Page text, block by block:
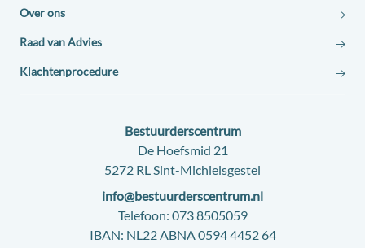
Over ons
Raad van Advies
Klachtenprocedure
Contact:
Bestuurderscentrum
Adres:
De Hoefsmid 21
5272 RL Sint-Michielsgestel
E-
mail:
info@bestuurderscentrum.nl
Telefoon: 073 8505059
IBAN: NL22 ABNA 0594 4452 64